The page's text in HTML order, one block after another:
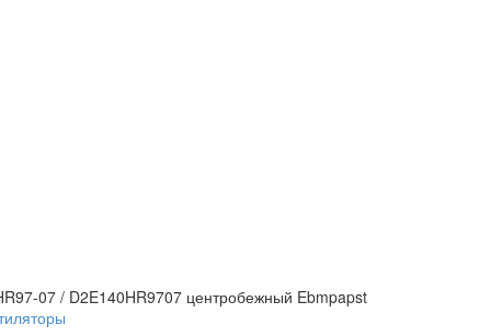
07 / D2E140HR9707 центробежный Ebmpapst